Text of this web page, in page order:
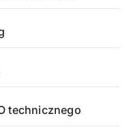
technicznego